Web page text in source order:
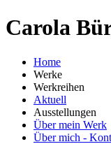
Carola
Home
Werke
Werkreihen
Aktuell
Ausstellungen
Über mein Werk
Über mich -